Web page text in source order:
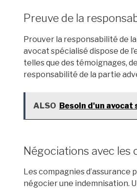
Preuve de la
Prouver la responsabilité de
avocat spécialisé dispose de
telles que des témoignages,
responsabilité de la partie
ALSO Besoin d'un
Négociations avec les
Les compagnies d’assurance
négocier une indemnisation.